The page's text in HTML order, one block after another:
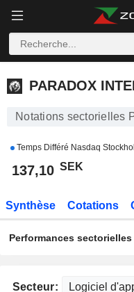
PARADOX
PARADOX
Notations sectorielles
Temps Différé Nasdaq
137,10 SEK
Synthèse Cotations
Performances sectorielles
Secteur: